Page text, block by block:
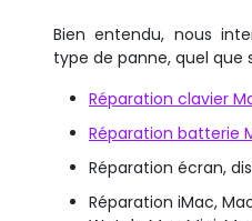
Bien entendu, nous
type de panne, quel que
Réparation clavier
Réparation batterie
Réparation écran,
Réparation iMac,